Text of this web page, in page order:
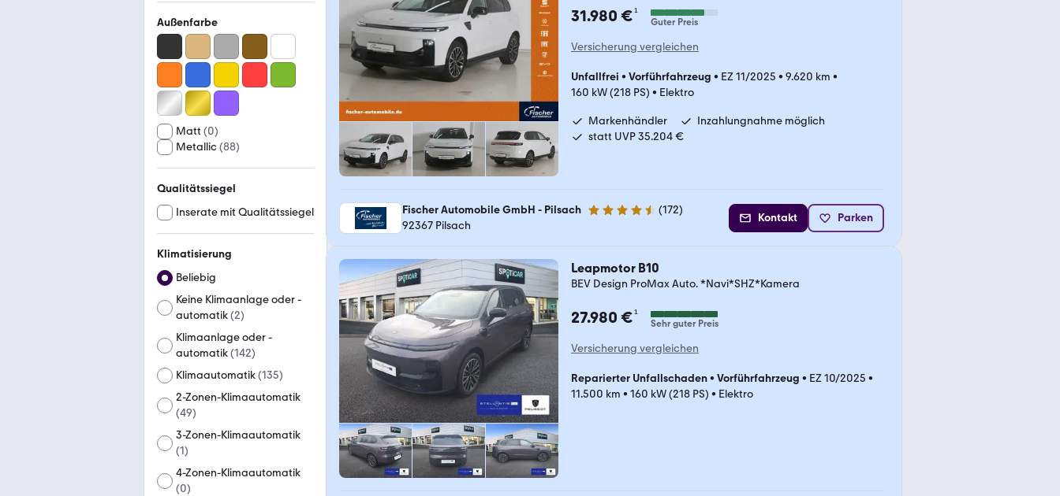
Außenfarbe
Matt (0)
Metallic(88)
Qualitätssiegel
Inserate mit Qualitätssiegel
Klimatisierung
Beliebig
Keine Klimaanlage oder -
automatik(2)
Klimaanlage oder -
automatik(142)
Klimaautomatik(135)
2-Zonen-Klimaautomatik
(49)
3-Zonen-Klimaautomatik
(1)
4-Zonen-Klimaautomatik
(0)
31.980 €¹
Guter Preis
Versicherung vergleichen
Unfallfrei • Vorführfahrzeug • EZ 11/2025 • 9.620 km •
160 kW (218 PS) • Elektro
Markenhändler
Inzahlungnahme möglich
statt UVP 35.204 €
Fischer Automobile GmbH - Pilsach 4.7 Sterne (172)
92367 Pilsach
Kontakt Parken
Leapmotor B10
BEV Design ProMax Auto. *Navi*SHZ*Kamera
27.980 €¹
Sehr guter Preis
Versicherung vergleichen
Reparierter Unfallschaden• Vorführfahrzeug • EZ 10/2025 •
11.500 km • 160 kW (218 PS) • Elektro